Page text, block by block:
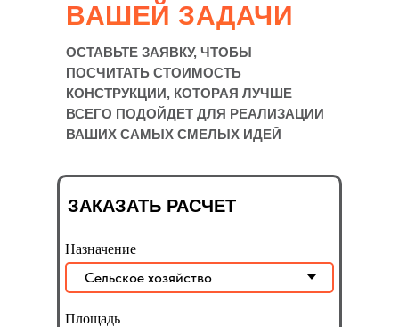
Назначение
Площадь
ЗАКАЗАТЬ РАСЧЕТ
ВАШЕЙ ЗАДАЧИ
ОСТАВЬТЕ ЗАЯВКУ, ЧТОБЫ
ПОСЧИТАТЬ СТОИМОСТЬ
КОНСТРУКЦИИ, КОТОРАЯ ЛУЧШЕ
ВСЕГО ПОДОЙДЕТ ДЛЯ РЕАЛИЗАЦИИ
ВАШИХ САМЫХ СМЕЛЫХ ИДЕЙ